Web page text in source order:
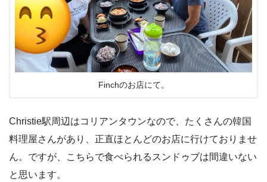
Finchのお店にて。
Christie駅周辺はコリアンタウンなので、たくさんの韓国
料理屋さんがあり、正直ほとんどのお店に行けておりませ
ん。ですが、こちらで食べられるスンドゥブは間違いない
と思います。